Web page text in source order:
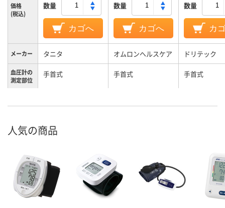
価格
(税込)
数量
カゴへ
数量
カゴへ
数量
カ
メーカー タニタ オムロンヘルスケア ドリテック
血圧計の
測定部位
手首式 手首式 手首式
人気の商品